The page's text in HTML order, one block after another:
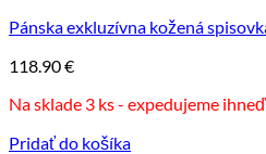
Pánska exkluzívna kožená
118.90€
Na sklade 3 ks - expedujeme ihneď
Pridať do košíka